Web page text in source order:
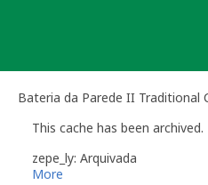
Bateria da Parede II Traditional
This cache has been archived.
zepe_ly: Arquivada
More